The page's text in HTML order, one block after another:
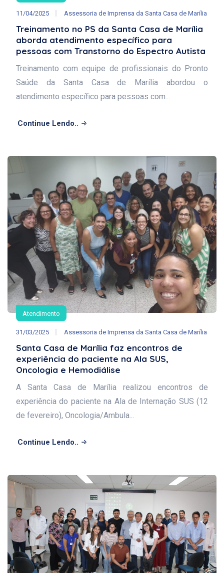
11/04/2025 Assessoria de Imprensa da Santa Casa de Marília
Treinamento no PS da Santa Casa de Marília
aborda atendimento específico para
pessoas com Transtorno do Espectro Autista
Treinamento com equipe de profissionais do Pronto
Saúde da Santa Casa de Marília abordou o
atendimento específico para pessoas com...
Continue Lendo..
Atendimento
31/03/2025 Assessoria de Imprensa da Santa Casa de Marília
Santa Casa de Marília faz encontros de
experiência do paciente na Ala SUS,
Oncologia e Hemodiálise
A Santa Casa de Marília realizou encontros de
experiência do paciente na Ala de Internação SUS (12
de fevereiro), Oncologia/Ambula...
Continue Lendo..